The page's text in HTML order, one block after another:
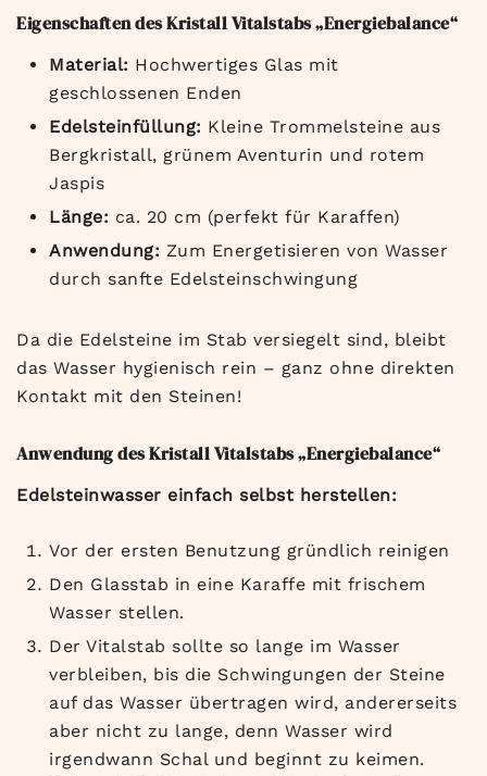
Eigenschaften des Kristall Vitalstabs „Energiebalance“
Material: Hochwertiges Glas mit
geschlossenen Enden
Edelsteinfüllung: Kleine Trommelsteine aus
Bergkristall, grünem Aventurin und rotem
Jaspis
Länge: ca. 20 cm (perfekt für Karaffen)
Anwendung: Zum Energetisieren von Wasser
durch sanfte Edelsteinschwingung
Da die Edelsteine im Stab versiegelt sind, bleibt
das Wasser hygienisch rein – ganz ohne direkten
Kontakt mit den Steinen!
Anwendung des Kristall Vitalstabs „Energiebalance“
Edelsteinwasser einfach selbst herstellen:
Vor der ersten Benutzung gründlich reinigen
Den Glasstab in eine Karaffe mit frischem
Wasser stellen.
Der Vitalstab sollte so lange im Wasser
verbleiben, bis die Schwingungen der Steine
auf das Wasser übertragen wird, andererseits
aber nicht zu lange, denn Wasser wird
irgendwann Schal und beginnt zu keimen.